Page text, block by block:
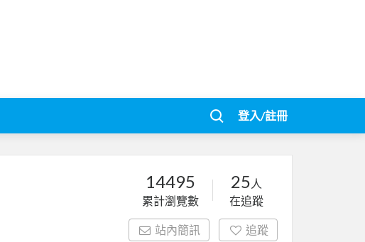
登入/註冊
14495
累計瀏覽數
25 人
在追蹤
站內簡訊 追蹤